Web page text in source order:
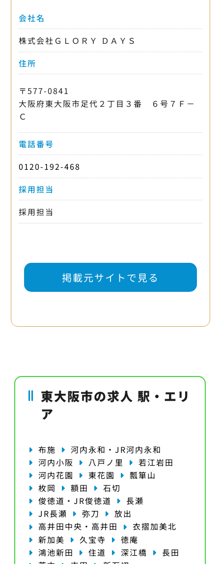
会社名
株式会社ＧＬＯＲＹ ＤＡＹＳ
住所
〒577-0841
大阪府東大阪市足代２丁目３番 ６号７Ｆ－
Ｃ
電話番号
0120-192-468
採用担当
採用担当
掲載元サイトで見る
東大阪市の求人 駅・エリ
ア
布施
河内永和・JR河内永和
河内小阪
八戸ノ里
若江岩田
河内花園
東花園
瓢箪山
枚岡
額田
石切
俊徳道・JR俊徳道
長瀬
JR長瀬
弥刀
放出
高井田中央・高井田
衣摺加美北
新加美
久宝寺
徳庵
鴻池新田
住道 深江橋
長田